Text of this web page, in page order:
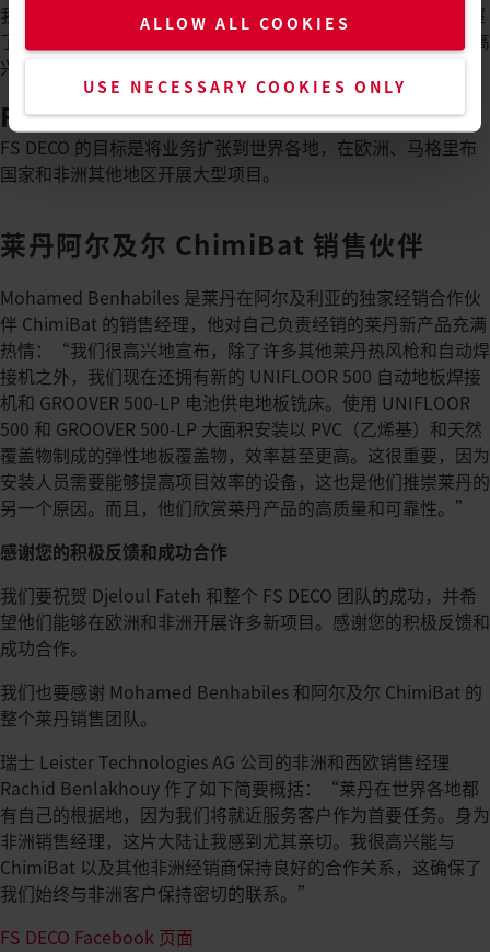
ALLOW ALL COOKIES
USE NECESSARY COOKIES ONLY
我们参加摩洛哥穆罕默迪耶 Gerflor 培训学院的培训课程，掌握
了正确操作莱丹设备的相关知识。看到一切进展顺利，我们很高
兴，也享受了更多乐趣。”
FS DECO 希望继续增长壮大
FS DECO 的目标是将业务扩张到世界各地，在欧洲、马格里布
国家和非洲其他地区开展大型项目。
莱丹阿尔及尔 ChimiBat 销售伙伴
Mohamed Benhabiles 是莱丹在阿尔及利亚的独家经销合作伙
伴 ChimiBat 的销售经理，他对自己负责经销的莱丹新产品充满
热情：“我们很高兴地宣布，除了许多其他莱丹热风枪和自动焊
接机之外，我们现在还拥有新的 UNIFLOOR 500 自动地板焊接
机和 GROOVER 500-LP 电池供电地板铣床。使用 UNIFLOOR
500 和 GROOVER 500-LP 大面积安装以 PVC（乙烯基）和天然
覆盖物制成的弹性地板覆盖物，效率甚至更高。这很重要，因为
安装人员需要能够提高项目效率的设备，这也是他们推崇莱丹的
另一个原因。而且，他们欣赏莱丹产品的高质量和可靠性。”
感谢您的积极反馈和成功合作
我们要祝贺 Djeloul Fateh 和整个 FS DECO 团队的成功，并希
望他们能够在欧洲和非洲开展许多新项目。感谢您的积极反馈和
成功合作。
我们也要感谢 Mohamed Benhabiles 和阿尔及尔 ChimiBat 的
整个莱丹销售团队。
瑞士 Leister Technologies AG 公司的非洲和西欧销售经理
Rachid Benlakhouy 作了如下简要概括：“莱丹在世界各地都
有自己的根据地，因为我们将就近服务客户作为首要任务。身为
非洲销售经理，这片大陆让我感到尤其亲切。我很高兴能与
ChimiBat 以及其他非洲经销商保持良好的合作关系，这确保了
我们始终与非洲客户保持密切的联系。”
FS DECO Facebook 页面